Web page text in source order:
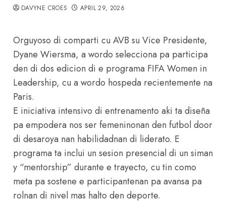
DAVYNE CROES APRIL 29, 2026
Orguyoso di comparti cu AVB su Vice Presidente,
Dyane Wiersma, a wordo selecciona pa participa
den di dos edicion di e programa FIFA Women in
Leadership, cu a wordo hospeda recientemente na
Paris.
E iniciativa intensivo di entrenamento aki ta diseña
pa empodera nos ser femeninonan den futbol door
di desaroya nan habilidadnan di liderato. E
programa ta inclui un sesion presencial di un siman
y “mentorship” durante e trayecto, cu tin como
meta pa sostene e participantenan pa avansa pa
rolnan di nivel mas halto den deporte.